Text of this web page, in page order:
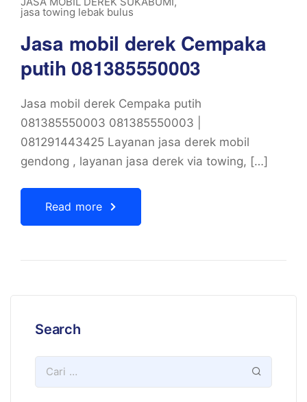
jasa towing lebak bulus
Jasa mobil derek Cempaka
putih 081385550003
Jasa mobil derek Cempaka putih
081385550003 081385550003 |
081291443425 Layanan jasa derek mobil
gendong , layanan jasa derek via towing, […]
Read more
Search